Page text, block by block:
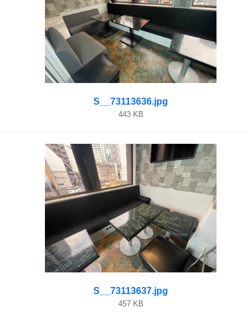
S__73113636.jpg
443 KB
S__73113637.jpg
457 KB